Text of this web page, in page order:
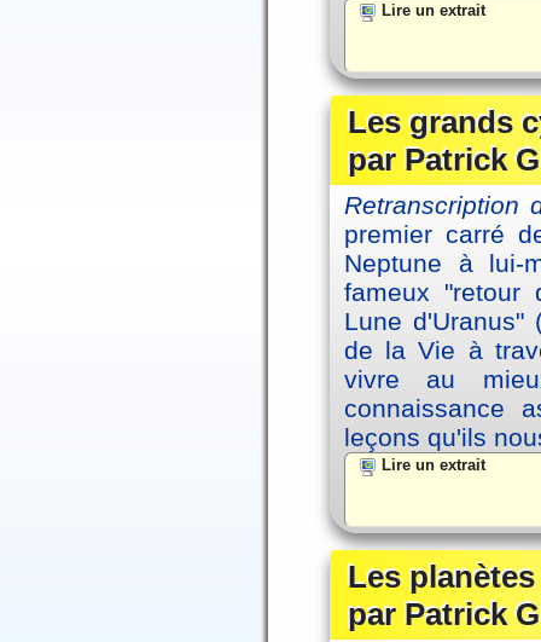
Lire un extrait
Les grands
par Patrick
Retranscription
premier carré
Neptune à lui-
fameux "retour
Lune d'Uranus"
de la Vie à
vivre au
connaissance
leçons qu'ils
Lire un extrait
Les
par Patrick